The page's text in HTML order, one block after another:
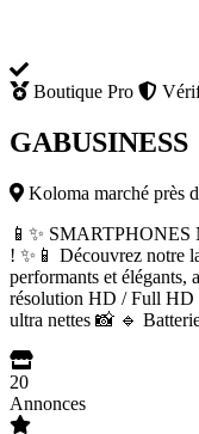
Boutique Pro
GABUSINESS
Koloma marché près
📱✨
! ✨📱 Découvrez notre
performants et élégants,
résolution HD / Full HD
ultra nettes 📸 🔹
20
Annonces